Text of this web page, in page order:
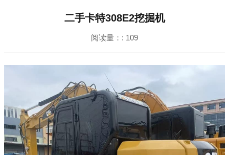
二手卡特308E2挖掘机
阅读量：: 109